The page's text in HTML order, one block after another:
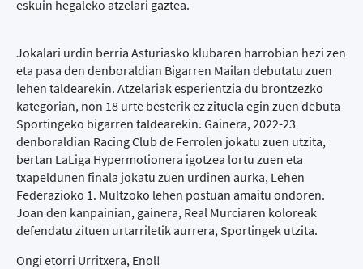
eskuin hegaleko atzelari gaztea.
Jokalari urdin berria Asturiasko klubaren harrobian hezi zen
eta pasa den denboraldian Bigarren Mailan debutatu zuen
lehen taldearekin. Atzelariak esperientzia du brontzezko
kategorian, non 18 urte besterik ez zituela egin zuen debuta
Sportingeko bigarren taldearekin. Gainera, 2022-23
denboraldian Racing Club de Ferrolen jokatu zuen utzita,
bertan LaLiga Hypermotionera igotzea lortu zuen eta
txapeldunen finala jokatu zuen urdinen aurka, Lehen
Federazioko 1. Multzoko lehen postuan amaitu ondoren.
Joan den kanpainian, gainera, Real Murciaren koloreak
defendatu zituen urtarriletik aurrera, Sportingek utzita.
Ongi etorri Urritxera, Enol!